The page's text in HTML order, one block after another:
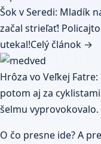
Šok v Seredi: Mladík
začal strieľať!
utekal!Celý článok →
Hrôza vo Veľkej
potom aj za
šelmu vyprovokovalo.
O čo presne ide? A